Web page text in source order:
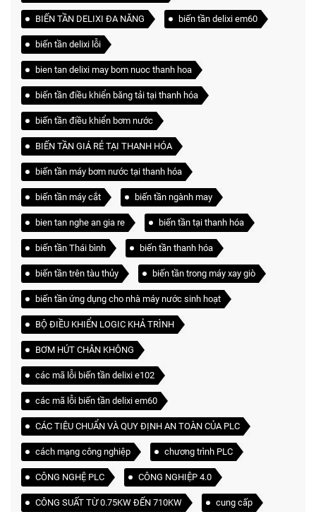
BIẾN TẦN DELIXI ĐA NĂNG biến tần delixi em60
biến tần delixi lỗi
bien tan delixi may bom nuoc thanh hoa
biến tần điều khiển băng tải tại thanh hóa
biến tần điều khiển bơm nước
BIẾN TẦN GIÁ RẺ TẠI THANH HÓA
biến tần máy bơm nước tại thanh hóa
biến tần máy cắt biến tần ngành may
bien tan nghe an gia re biến tần tại thanh hóa
biến tần Thái bình biến tần thanh hóa
biến tần trên tàu thủy biến tần trong máy xay giò
biến tần ứng dụng cho nhà máy nước sinh hoạt
BỘ ĐIỀU KHIỂN LOGIC KHẢ TRÌNH
BƠM HÚT CHÂN KHÔNG
các mã lỗi biến tần delixi e102
các mã lỗi biến tần delixi em60
CÁC TIÊU CHUẨN VÀ QUY ĐỊNH AN TOÀN CỦA PLC
cách mạng công nghiệp chương trình PLC
CÔNG NGHỆ PLC CÔNG NGHIỆP 4.0
CÔNG SUẤT TỪ 0.75KW ĐẾN 710KW cung cấp